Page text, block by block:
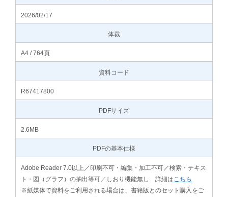
2026/02/17
体裁
A4 / 764頁
資料コード
R67417800
PDFサイズ
2.6MB
PDFの基本仕様
Adobe Reader 7.0以上／印刷不可・編集・加工不可／検索・テキス
ト・図（グラフ）の抽出等可／しおり機能無し 詳細は こちら
※紙媒体で資料をご利用される場合は、書籍版とのセット購入をご